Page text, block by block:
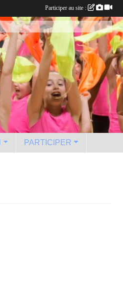
PARTICIPER
Participer au site :